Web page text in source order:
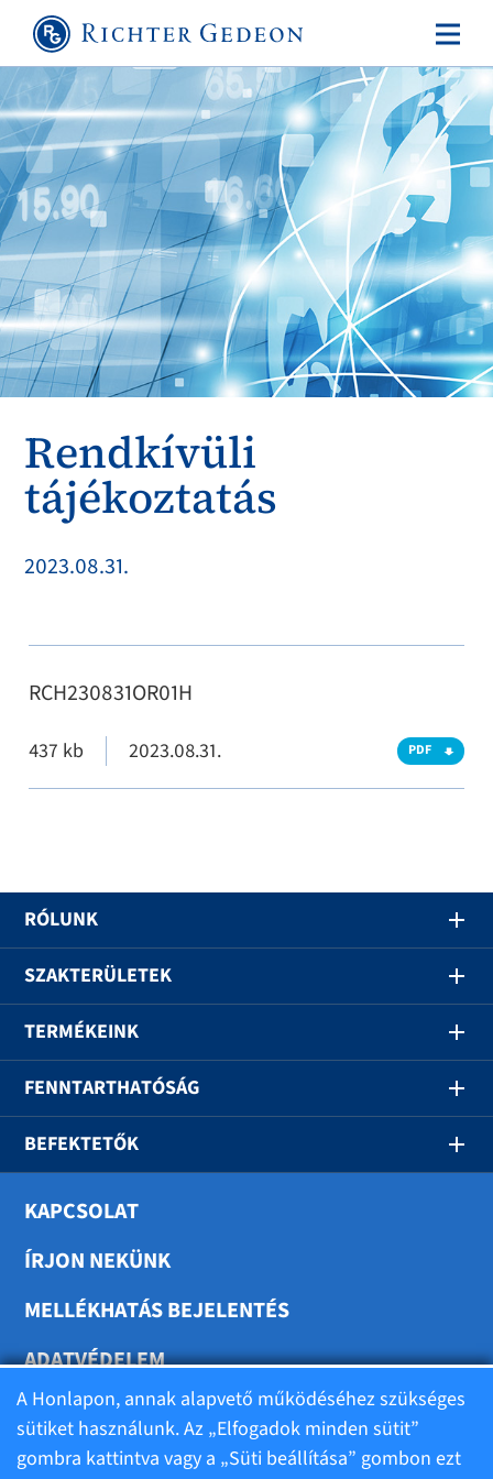
Rendkívüli
tájékoztatás
2023.08.31.
RCH230831OR01H
437 kb 2023.08.31. PDF
RÓLUNK
SZAKTERÜLETEK
TERMÉKEINK
FENNTARTHATÓSÁG
BEFEKTETŐK
KAPCSOLAT
ÍRJON NEKÜNK
MELLÉKHATÁS BEJELENTÉS
ADATVÉDELEM
SÜTIK BEÁLLÍTÁSA
A Honlapon, annak alapvető működéséhez szükséges
sütiket használunk. Az „Elfogadok minden sütit”
gombra kattintva vagy a „Süti beállítása” gombon ezt